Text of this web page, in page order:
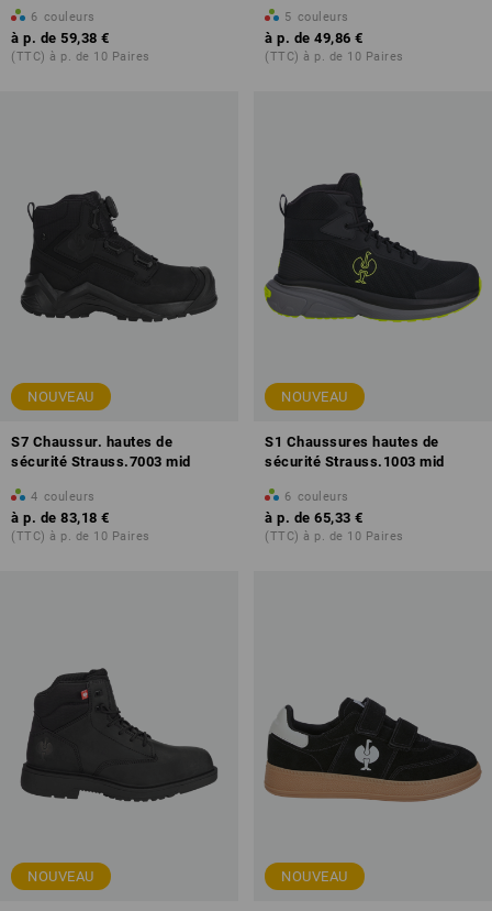
6 couleurs
à p. de 59,38 €
(TTC) à p. de 10 Paires
5 couleurs
à p. de 49,86 €
(TTC) à p. de 10 Paires
NOUVEAU
S7 Chaussur. hautes de
sécurité Strauss.7003 mid
4 couleurs
à p. de 83,18 €
(TTC) à p. de 10 Paires
NOUVEAU
S1 Chaussures hautes de
sécurité Strauss.1003 mid
6 couleurs
à p. de 65,33 €
(TTC) à p. de 10 Paires
NOUVEAU NOUVEAU